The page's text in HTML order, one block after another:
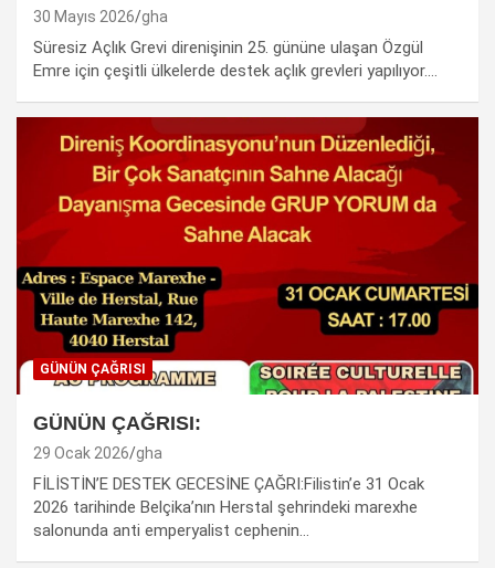
30 Mayıs 2026 gha
Süresiz Açlık Grevi direnişinin 25. gününe ulaşan Özgül
Emre için çeşitli ülkelerde destek açlık grevleri yapılıyor.…
GÜNÜN ÇAĞRISI
GÜNÜN ÇAĞRISI:
29 Ocak 2026 gha
FİLİSTİN’E DESTEK GECESİNE ÇAĞRI:Filistin’e 31 Ocak
2026 tarihinde Belçika’nın Herstal şehrindeki marexhe
salonunda anti emperyalist cephenin…